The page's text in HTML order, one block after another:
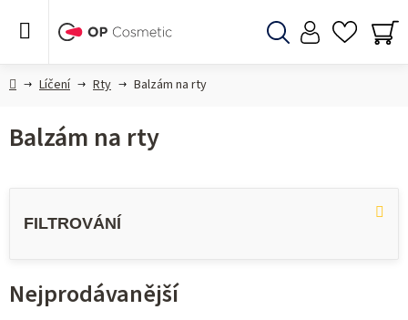
DomůLíčení Rty Balzám na rty
Balzám na rty
Nejprodávanější
V
s